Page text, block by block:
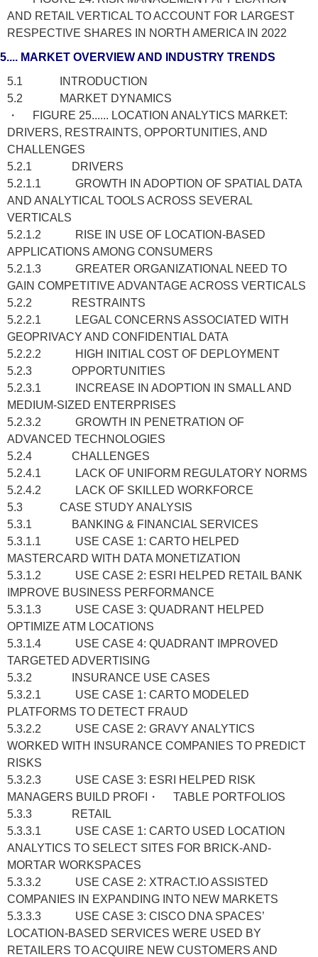
AND RETAIL VERTICAL TO ACCOUNT FOR LARGEST
RESPECTIVE SHARES IN NORTH AMERICA IN 2022
5.... MARKET OVERVIEW AND INDUSTRY TRENDS
5.1 INTRODUCTION
5.2 MARKET DYNAMICS
・ FIGURE 25...... LOCATION ANALYTICS MARKET:
DRIVERS, RESTRAINTS, OPPORTUNITIES, AND
CHALLENGES
5.2.1 DRIVERS
5.2.1.1 GROWTH IN ADOPTION OF SPATIAL DATA
AND ANALYTICAL TOOLS ACROSS SEVERAL
VERTICALS
5.2.1.2 RISE IN USE OF LOCATION-BASED
APPLICATIONS AMONG CONSUMERS
5.2.1.3 GREATER ORGANIZATIONAL NEED TO
GAIN COMPETITIVE ADVANTAGE ACROSS VERTICALS
5.2.2 RESTRAINTS
5.2.2.1 LEGAL CONCERNS ASSOCIATED WITH
GEOPRIVACY AND CONFIDENTIAL DATA
5.2.2.2 HIGH INITIAL COST OF DEPLOYMENT
5.2.3 OPPORTUNITIES
5.2.3.1 INCREASE IN ADOPTION IN SMALL AND
MEDIUM-SIZED ENTERPRISES
5.2.3.2 GROWTH IN PENETRATION OF
ADVANCED TECHNOLOGIES
5.2.4 CHALLENGES
5.2.4.1 LACK OF UNIFORM REGULATORY NORMS
5.2.4.2 LACK OF SKILLED WORKFORCE
5.3 CASE STUDY ANALYSIS
5.3.1 BANKING & FINANCIAL SERVICES
5.3.1.1 USE CASE 1: CARTO HELPED
MASTERCARD WITH DATA MONETIZATION
5.3.1.2 USE CASE 2: ESRI HELPED RETAIL BANK
IMPROVE BUSINESS PERFORMANCE
5.3.1.3 USE CASE 3: QUADRANT HELPED
OPTIMIZE ATM LOCATIONS
5.3.1.4 USE CASE 4: QUADRANT IMPROVED
TARGETED ADVERTISING
5.3.2 INSURANCE USE CASES
5.3.2.1 USE CASE 1: CARTO MODELED
PLATFORMS TO DETECT FRAUD
5.3.2.2 USE CASE 2: GRAVY ANALYTICS
WORKED WITH INSURANCE COMPANIES TO PREDICT
RISKS
5.3.2.3 USE CASE 3: ESRI HELPED RISK
MANAGERS BUILD PROFI・ TABLE PORTFOLIOS
5.3.3 RETAIL
5.3.3.1 USE CASE 1: CARTO USED LOCATION
ANALYTICS TO SELECT SITES FOR BRICK-AND-
MORTAR WORKSPACES
5.3.3.2 USE CASE 2: XTRACT.IO ASSISTED
COMPANIES IN EXPANDING INTO NEW MARKETS
5.3.3.3 USE CASE 3: CISCO DNA SPACES’
LOCATION-BASED SERVICES WERE USED BY
RETAILERS TO ACQUIRE NEW CUSTOMERS AND